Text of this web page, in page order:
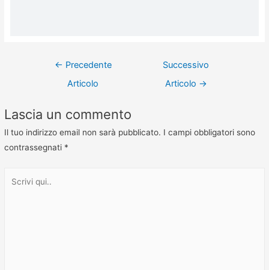
← Precedente
Articolo
Successivo
Articolo →
Lascia un commento
Il tuo indirizzo email non sarà pubblicato. I campi obbligatori sono
contrassegnati *